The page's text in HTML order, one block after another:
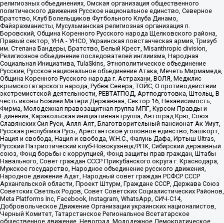
религиозных объединениях, Омская организация общественного
политического движения Русское национальное единство, Северное
Братство, Клуб Болельщиков Футбольного Клуба Динамо,
Файзрахманисты, Мусульманская религиозная организация п.
Боровский, Община Коренного Русского народа Щелковского района,
Правый сектор, УНА - УНСО, Украинская повстанческая армия, Тризуб
им. Степана Бандеры, Братство, Белый Крест, Misanthropic division,
Религиозное объединение последователей инглиизма, Народная
Социальная Инициатива, TulaSkins, Этнополитическое объединение
Русские, Русское национальное объединение Атака, Мечеть Мирмамеда,
Община Коренного Русского народа г. Астрахани, ВОЛЯ, Меджлис
крымскотатарского народа, Рубеж Севера, ТОЙС, О противодействии
экстремистской деятельности, РЕВТАТПОД, Артподготовка, Штольц, В
честь иконы Божией Матери Державная, Сектор 16, Независимость,
Фирма, Молодежная правозащитная группа МПГ, Курсом Правды и
Единения, Каракольская инициативная группа, Автоград Крю, Союз
Славянских Сил Руси, Алля-Аят, Благотворительный пансионат Ак Умут,
Русская республика Русь, Арестантское уголовное единство, Башкорт,
Нация и свобода, Нация и свобода, W.H.С., Фалунь Дафа, Иртыш Ultras,
Русский Патриотический клуб-Новокузнецк/РПК, Сибирский державный
союз, Фонд борьбы с коррупцией, Фонд защиты прав граждан, Штабы
Навального, Совет граждан СССР Прикубанского округа г. Краснодара,
Мужское государство, Народное объединение русского движения,
Народное движение Адат, Народный совет граждан РСФСР СССР
Архангельской области, Проект Штурм, Граждане СССР, Держава Союз
Советских Светлых Родов, Совет Советских Социалистических Районов,
Meta Platforms Inc, Facebook, Instagram, WhatsApp, СИЧ-С14,
Добровольческое Движение Организации украинских националистов,
Черный Комитет, Татарстанское Региональное Всетатарское
общественное движение, Невоград, Молодежное Демократическое